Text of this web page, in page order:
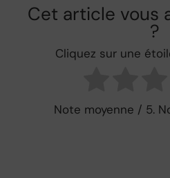
Cet article
?
Cliquez sur une
Note moyenne / 5.